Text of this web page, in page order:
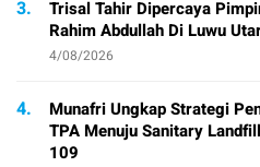
3.
Trisal Tahir Dipercaya
Rahim Abdullah Di Luwu
4/08/2026
4.
Munafri Ungkap Strategi
TPA Menuju Sanitary
109